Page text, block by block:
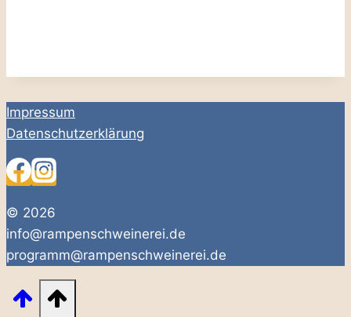
Impressum
Datenschutzerklärung
© 2026
info@rampenschweinerei.de
programm@rampenschweinerei.de